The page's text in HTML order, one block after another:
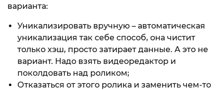
варианта:
Уникализировать вручную – автоматическая
уникализация так себе способ, она чистит
только хэш, просто затирает данные. А это не
вариант. Надо взять видеоредактор и
поколдовать над роликом;
Отказаться от этого ролика и заменить чем-то